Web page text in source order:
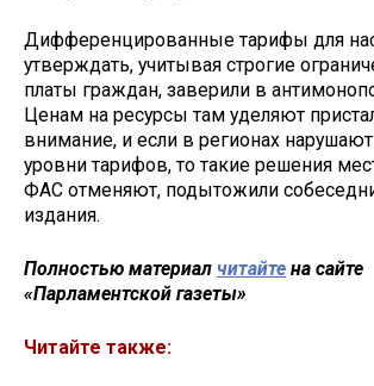
Дифференцированные тарифы для
утверждать, учитывая строгие
платы граждан, заверили в
Ценам на ресурсы там уделяют
внимание, и если в регионах
уровни тарифов, то такие решения
ФАС отменяют, подытожили
издания.
Полностью материал читайте на сайте
«Парламентской газеты»
Читайте также: